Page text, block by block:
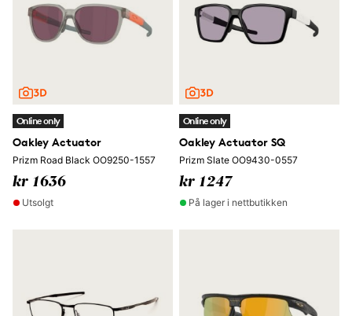
Online only
Oakley Actuator
Prizm Road Black OO9250-1557
kr 1636
Utsolgt
Online only
Oakley Actuator SQ
Prizm Slate OO9430-0557
kr 1247
På lager i nettbutikken